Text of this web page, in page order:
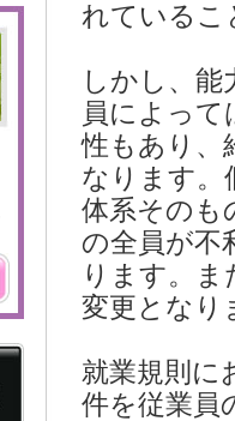
れているこ
しかし、能
員によって
性もあり、
なります。
体系そのも
の全員が不
ります。
変更となり
就業規則に
件を従業員